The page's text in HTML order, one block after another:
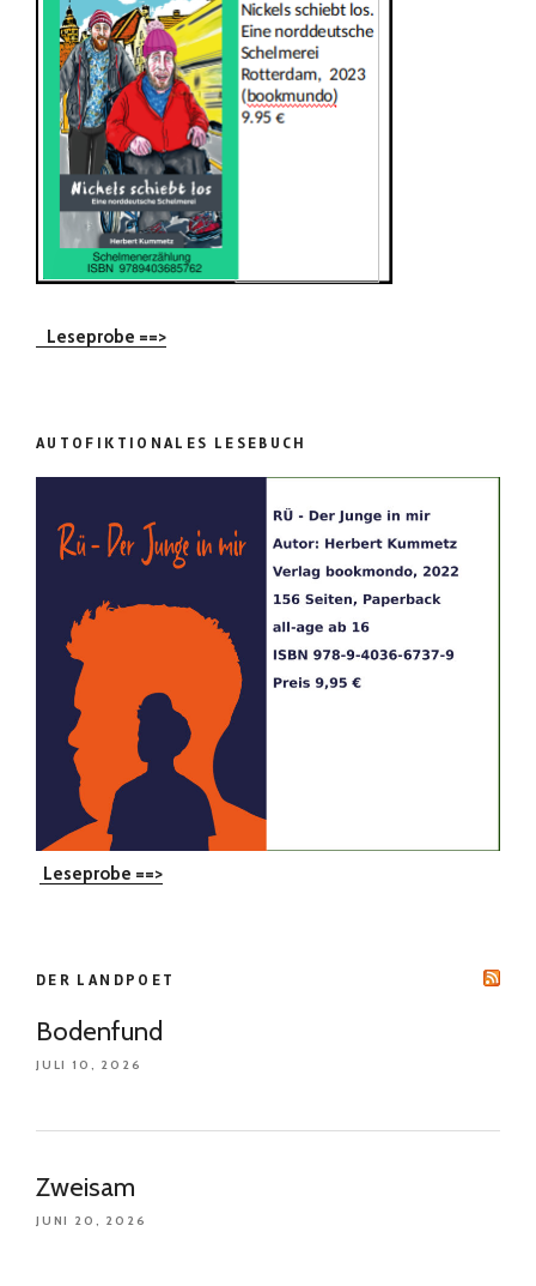
Leseprobe ==>
AUTOFIKTIONALES LESEBUCH
Leseprobe ==>
DER LANDPOET
Bodenfund
JULI 10, 2026
Zweisam
JUNI 20, 2026